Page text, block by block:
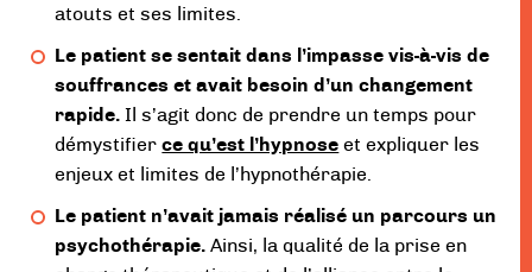
atouts et ses limites.
Le patient se sentait dans l’impasse vis-à-vis de
souffrances et avait besoin d’un changement
rapide.Il s’agit donc de prendre un temps pour
démystifierce qu’est l’hypnose et expliquer les
enjeux et limites de l’hypnothérapie.
Le patient n’avait jamais réalisé un parcours un
psychothérapie. Ainsi, la qualité de la prise en